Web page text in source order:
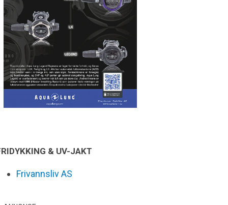
& UV-JAKT
Frivannsliv AS